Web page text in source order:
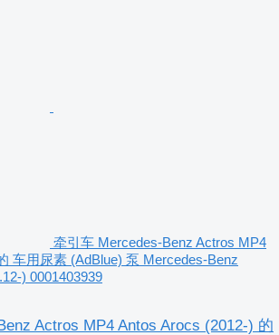
牵引车 Mercedes-Benz Actros MP4
车用尿素 (AdBlue) 泵 Mercedes-Benz
) 0001403939
Actros MP4 Antos Arocs (2012-) 的